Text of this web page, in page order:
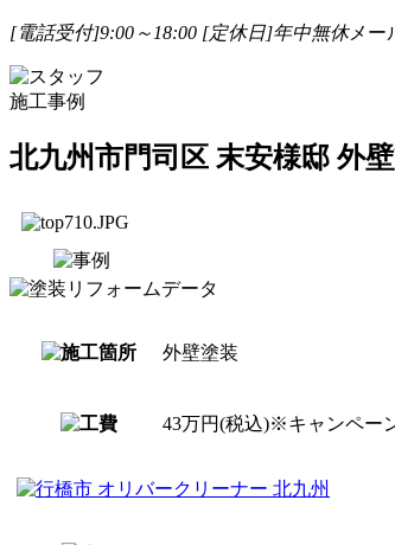
[電話受付]9:00～18:00 [定休日]年中無休メー
施工事例
北九州市門司区 末安様邸 外
外壁塗装
43万円(税込)※キャンペー